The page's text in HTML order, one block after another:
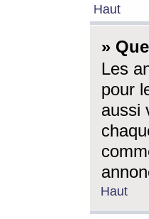
Haut
»
Les
pour
aussi
Haut